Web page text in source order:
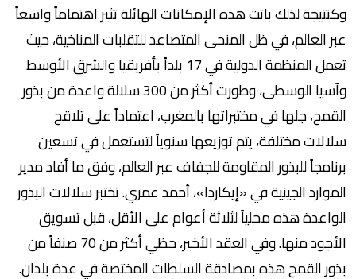
وكنتيجة لذلك باتت هذه الإمكانات الهائلة تثير اهتماماً واسعاً
عبر العالم، في ظل المنحى المتصاعد للتقلبات المناخية، حيث
تعمل المنظمة الدولية في 17 بلداً بأفريقيا والشرق الأوسط
وآسيا الوسطى، وطورت أكثر من 300 سلالة واعدة من بذور
القمح، جلها في مختبراتها بالمغرب، اعتماداً على تلاقح
سلالات مختلفة، يتم توزيعها سنوياً لتستعمل في تسعين
برنامجاً للبذور المقاومة للجفاف عبر العالم، وفق ما أفاد مدير
الموارد الجينية في «إيكاردا»، أحمد عمري. تختبر سلالات البذور
الواعدة هذه محلياً لثلاثة أعوام على الأقل، قبل تسويق
الأجود منها. وفي العقد الأخير، حظي أكثر من 70 صنفاً من
بذور القمح هذه بمصادقة السلطات المختصة في عدة بلدان.